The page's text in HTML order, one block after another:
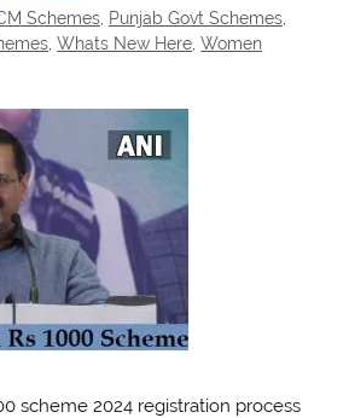
Schemes Punjab Govt Schemes
,Whats New Here ,Women
scheme 2024 registration process